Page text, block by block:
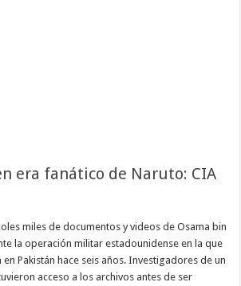
era fanático de Naruto: CIA
miles de documentos y videos de Osama bin
la operación militar estadounidense en la que
Pakistán hace seis años. Investigadores de un
acceso a los archivos antes de ser